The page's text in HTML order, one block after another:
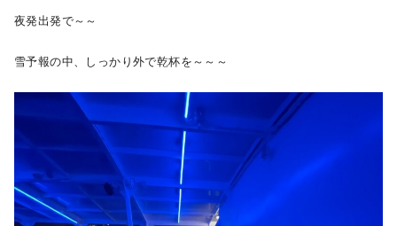
夜発出発で～～
雪予報の中、しっかり外で乾杯を～～～